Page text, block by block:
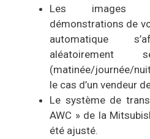
Les images
démonstrations de
automatique
(matinée/journée/
le cas d’un vendeur
Le système de
AWC » de la
été ajusté.